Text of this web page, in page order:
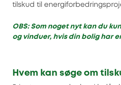
tilskud til
OBS: Som noget nyt kan du
og vinduer, hvis din bolig har
Hvem kan søge om